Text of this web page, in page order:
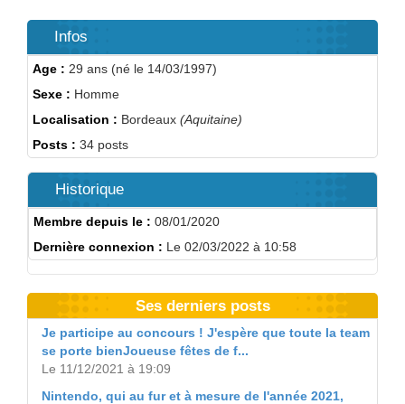
Infos
Age : 29 ans (né le 14/03/1997)
Sexe : Homme
Localisation : Bordeaux (Aquitaine)
Posts : 34 posts
Historique
Membre depuis le : 08/01/2020
Dernière connexion : Le 02/03/2022 à 10:58
Ses derniers posts
Je participe au concours ! J'espère que toute la team
se porte bienJoueuse fêtes de f...
Le 11/12/2021 à 19:09
Nintendo, qui au fur et à mesure de l'année 2021,